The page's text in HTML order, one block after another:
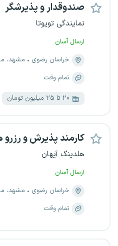
صندوقدار و پذیرشگر
نمایندگی تویوتا
ارسال آسان
خراسان رضوی
مشهد، منطقه
تمام وقت
۲۰ تا ۲۵ میلیون تومان
کارمند پذیرش و
هلدینگ آیهان
ارسال آسان
خراسان رضوی
مشهد، منطقه ۱،
تمام وقت